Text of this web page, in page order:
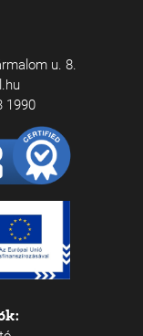
u. 8.
1990